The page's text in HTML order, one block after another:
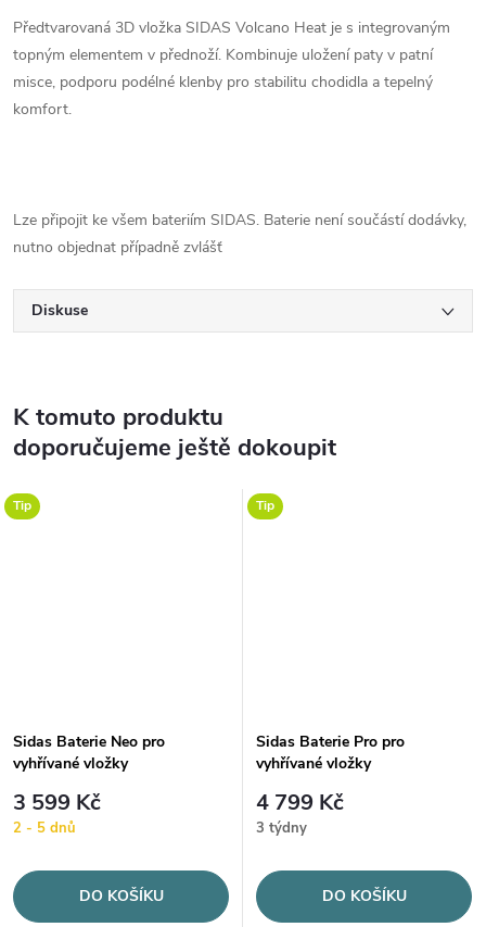
Předtvarovaná 3D vložka SIDAS Volcano Heat je s integrovaným
topným elementem v přednoží. Kombinuje uložení paty v patní
misce, podporu podélné klenby pro stabilitu chodidla a tepelný
komfort.
Lze připojit ke všem bateriím SIDAS. Baterie není součástí dodávky,
nutno objednat případně zvlášť
Diskuse
K tomuto produktu
doporučujeme ještě dokoupit
Tip
Sidas Baterie Neo pro
vyhřívané vložky
3 599 Kč
2 - 5 dnů
DO KOŠÍKU
Tip
Sidas Baterie Pro pro
vyhřívané vložky
4 799 Kč
3 týdny
DO KOŠÍKU